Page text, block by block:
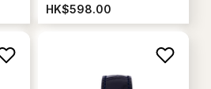
HK$598.00